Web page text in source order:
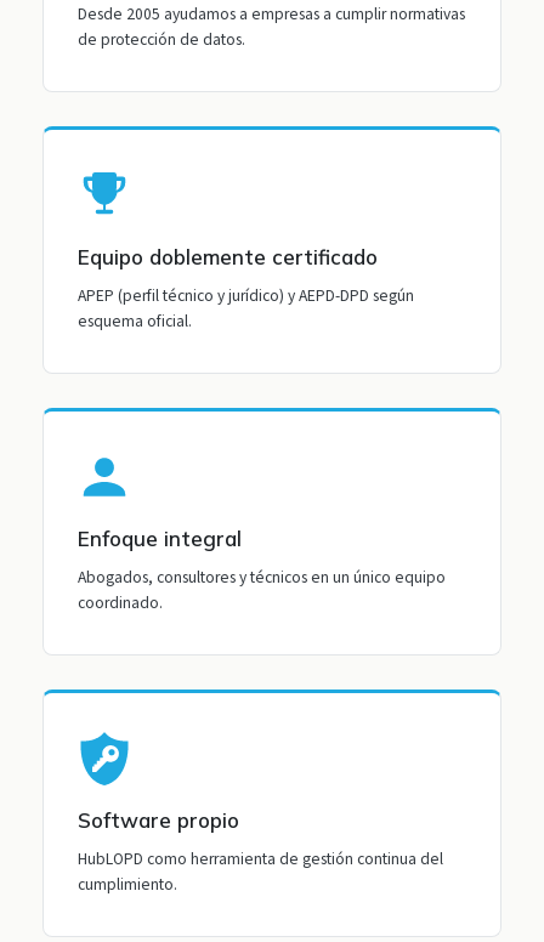
Desde 2005 ayudamos a empresas a cumplir normativas
de protección de datos.
Equipo doblemente certificado
APEP (perfil técnico y jurídico) y AEPD-DPD según
esquema oficial.
Enfoque integral
Abogados, consultores y técnicos en un único equipo
coordinado.
Software propio
HubLOPD como herramienta de gestión continua del
cumplimiento.